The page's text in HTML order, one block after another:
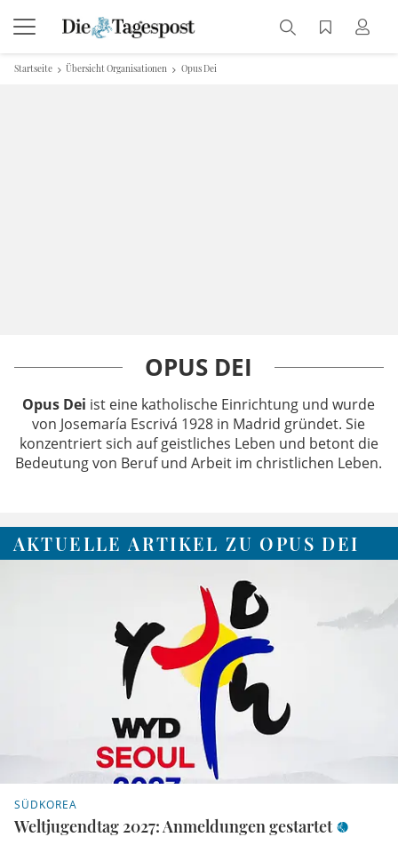
Startseite Übersicht Organisationen Opus Dei
OPUS DEI
Opus Dei ist eine katholische Einrichtung und wurde
von Josemaría Escrivá 1928 in Madrid gründet. Sie
konzentriert sich auf geistliches Leben und betont die
Bedeutung von Beruf und Arbeit im christlichen Leben.
AKTUELLE ARTIKEL ZU OPUS DEI
SÜDKOREA
Weltjugendtag 2027: Anmeldungen gestartet